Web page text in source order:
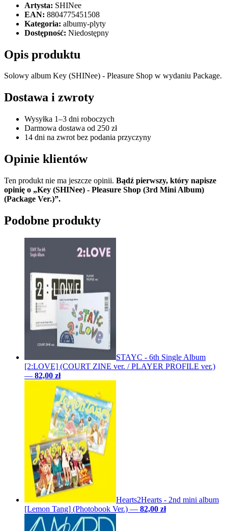
Artysta: SHINee
EAN: 8804775451508
Kategoria: albumy-plyty
Dostępność: Niedostępny
Opis produktu
Solowy album Key (SHINee) - Pleasure Shop w wydaniu Package.
Dostawa i zwroty
Wysyłka 1–3 dni roboczych
Darmowa dostawa od 250 zł
14 dni na zwrot bez podania przyczyny
Opinie klientów
Ten produkt nie ma jeszcze opinii. Bądź pierwszy, który napisze
opinię o „Key (SHINee) - Pleasure Shop (3rd Mini Album)
(Package Ver.)”.
Podobne produkty
STAYC - 6th Single Album
[2:LOVE] (COURT ZINE ver. / PLAYER PROFILE ver.)
— 82,00 zł
Hearts2Hearts - 2nd mini album
[Lemon Tang] (Photobook Ver.) — 82,00 zł